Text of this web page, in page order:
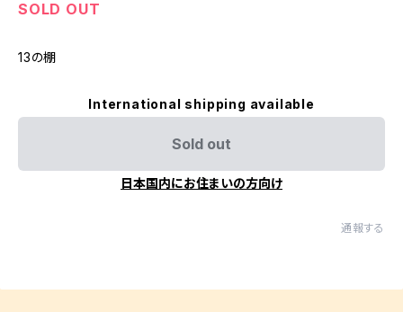
SOLD OUT
13の棚
International shipping available
Sold out
日本国内にお住まいの方向け
通報する